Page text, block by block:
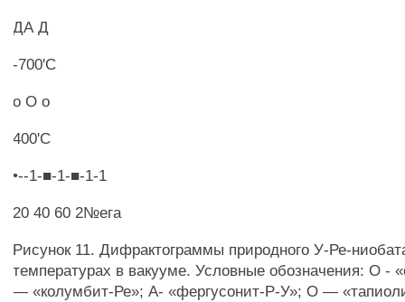
ДА Д
-700'С
о О о
400'С
•--1-■-1-■-1-1
20 40 60 2№ега
Рисунок 11. Дифрактограммы природного У-Ре-
температурах в вакууме. Условные обозначения: О -
— «колумбит-Ре»; А- «фергусонит-Р-У»; О —